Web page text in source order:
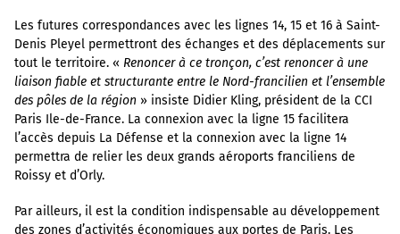
Les futures correspondances avec les lignes 14, 15 et 16 à Saint-
Denis Pleyel permettront des échanges et des déplacements sur
tout le territoire. « Renoncer à ce tronçon, c’est renoncer à une
liaison fiable et structurante entre le Nord-francilien et l’ensemble
des pôles de la région » insiste Didier Kling, président de la CCI
Paris Ile-de-France. La connexion avec la ligne 15 facilitera
l’accès depuis La Défense et la connexion avec la ligne 14
permettra de relier les deux grands aéroports franciliens de
Roissy et d’Orly.
Par ailleurs, il est la condition indispensable au développement
des zones d’activités économiques aux portes de Paris. Les